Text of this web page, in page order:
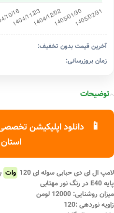
آخرین قیمت بدون تخفیف:
زمان بروزرسانی:
توضیحات
📱
دانلود اپلیکیشن
لامپ ال ای دی حبابی سوله ای 120 وات
پایه E40 در رنگ نور مهتابی
میزان روشنایی: 12000 لومن
زاویه نوردهی :120